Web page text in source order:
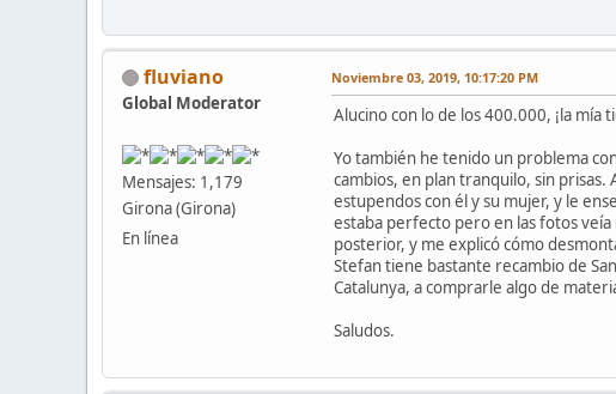
fluviano
Global Moderator
Mensajes: 1,179
Girona (Girona)
En línea
Noviembre 03, 2019, 10:17:20 PM
Alucino con lo de los 400.000, ¡la
Yo también he tenido un problema
cambios, en plan tranquilo, sin prisas.
estupendos con él y su mujer, y le
estaba perfecto pero en las fotos veía
posterior, y me explicó cómo
Stefan tiene bastante recambio de
Catalunya, a comprarle algo de
Saludos.